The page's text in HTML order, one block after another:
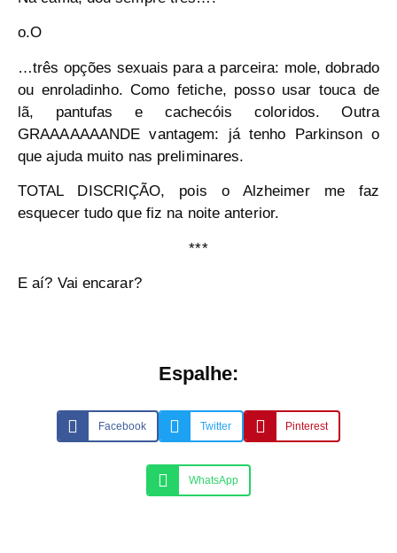
o.O
…três opções sexuais para a parceira: mole, dobrado
ou enroladinho. Como fetiche, posso usar touca de
lã, pantufas e cachecóis coloridos. Outra
GRAAAAAAANDE vantagem: já tenho Parkinsono
que ajuda muito nas preliminares.
TOTAL DISCRIÇÃO, pois o Alzheimer me faz
esquecer tudo que fiz na noite anterior.
***
E aí? Vai encarar?
Espalhe:
Facebook Twitter Pinterest
WhatsApp